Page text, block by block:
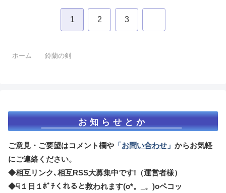
1 2 3
ホーム 鈴蘭の剣
お知らせとか
ご意見・ご要望はコメント欄や 「お問い合わせ 」 からお気軽
にご連絡ください。
◆相互リンク､相互RSS大募集中です!（運営者様）
◆☟１日１ﾎﾟﾁくれると救われます(o*。_。)oペコッ